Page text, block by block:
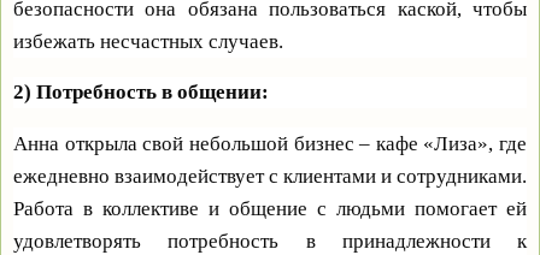
безопасности она обязана пользоваться каской, чтобы
избежать несчастных случаев.
2) Потребность в общении:
Анна открыла свой небольшой бизнес – кафе «Лиза», где
ежедневно взаимодействует с клиентами и сотрудниками.
Работа в коллективе и общение с людьми помогает ей
удовлетворять потребность в принадлежности к